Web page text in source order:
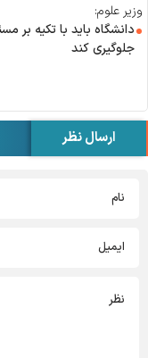
وزیر علوم:
دانشگاه باید با تکیه بر
جلوگیری کند
ارسال نظر